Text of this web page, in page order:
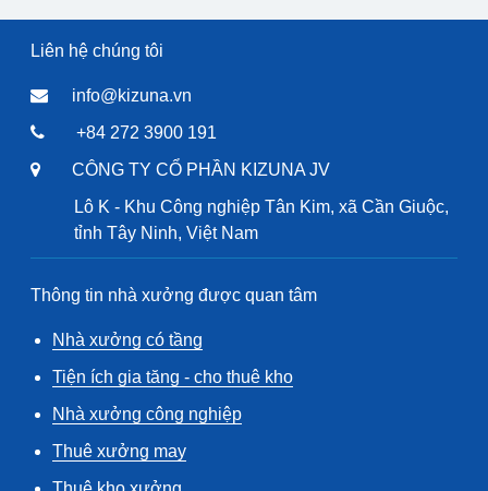
Liên hệ chúng tôi
info@kizuna.vn
+84 272 3900 191
CÔNG TY CỔ PHẦN KIZUNA JV
Lô K - Khu Công nghiệp Tân Kim, xã Cần Giuộc,
tỉnh Tây Ninh, Việt Nam
Thông tin nhà xưởng được quan tâm
Nhà xưởng có tầng
Tiện ích gia tăng - cho thuê kho
Nhà xưởng công nghiệp
Thuê xưởng may